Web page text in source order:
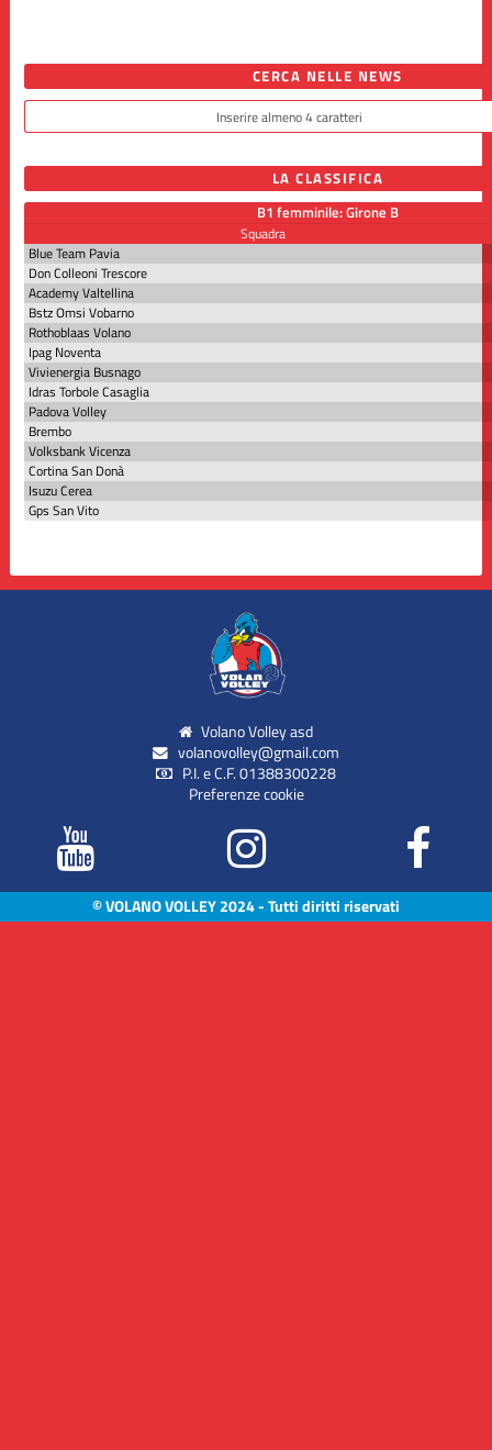
CERCA NELLE NEWS
LA CLASSIFICA
B1 femminile: Girone B
Squadra
Blue Team Pavia
Don Colleoni Trescore
Academy Valtellina
Bstz Omsi Vobarno
Rothoblaas Volano
Ipag Noventa
Vivienergia Busnago
Idras Torbole Casaglia
Padova Volley
Brembo
Volksbank Vicenza
Cortina San Donà
Isuzu Cerea
Gps San Vito
Volano Volley asd
volanovolley@gmail.com
P.I. e C.F. 01388300228
Preferenze cookie
© VOLANO VOLLEY 2024 - Tutti diritti riservati